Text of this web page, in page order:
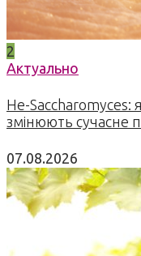
2
Актуально
Не-Saccharomyces:
змінюють сучасне
07.08.2026